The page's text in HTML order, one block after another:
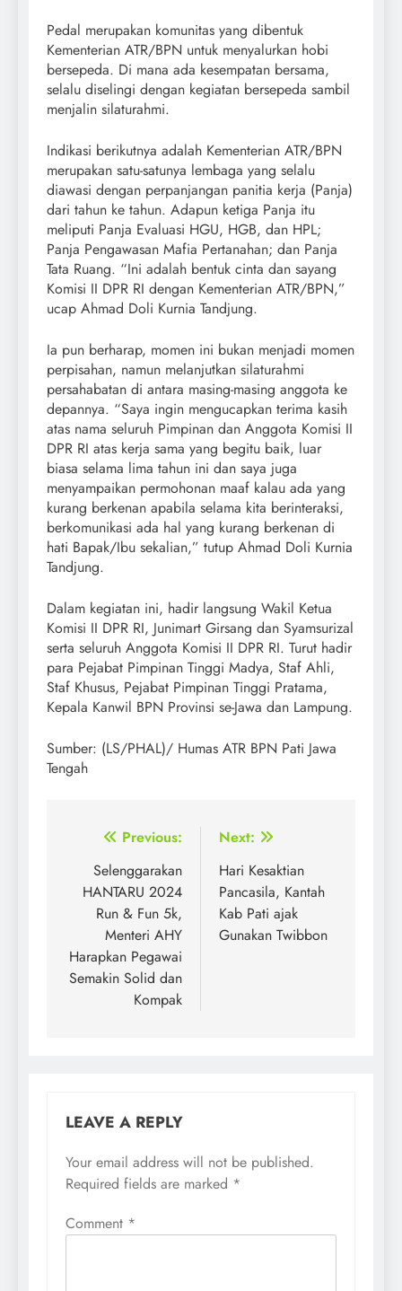
Pedal merupakan komunitas yang dibentuk
Kementerian ATR/BPN untuk menyalurkan hobi
bersepeda. Di mana ada kesempatan bersama,
selalu diselingi dengan kegiatan bersepeda sambil
menjalin silaturahmi.
Indikasi berikutnya adalah Kementerian ATR/BPN
merupakan satu-satunya lembaga yang selalu
diawasi dengan perpanjangan panitia kerja (Panja)
dari tahun ke tahun. Adapun ketiga Panja itu
meliputi Panja Evaluasi HGU, HGB, dan HPL;
Panja Pengawasan Mafia Pertanahan; dan Panja
Tata Ruang. “Ini adalah bentuk cinta dan sayang
Komisi II DPR RI dengan Kementerian ATR/BPN,”
ucap Ahmad Doli Kurnia Tandjung.
Ia pun berharap, momen ini bukan menjadi momen
perpisahan, namun melanjutkan silaturahmi
persahabatan di antara masing-masing anggota ke
depannya. “Saya ingin mengucapkan terima kasih
atas nama seluruh Pimpinan dan Anggota Komisi II
DPR RI atas kerja sama yang begitu baik, luar
biasa selama lima tahun ini dan saya juga
menyampaikan permohonan maaf kalau ada yang
kurang berkenan apabila selama kita berinteraksi,
berkomunikasi ada hal yang kurang berkenan di
hati Bapak/Ibu sekalian,” tutup Ahmad Doli Kurnia
Tandjung.
Dalam kegiatan ini, hadir langsung Wakil Ketua
Komisi II DPR RI, Junimart Girsang dan Syamsurizal
serta seluruh Anggota Komisi II DPR RI. Turut hadir
para Pejabat Pimpinan Tinggi Madya, Staf Ahli,
Staf Khusus, Pejabat Pimpinan Tinggi Pratama,
Kepala Kanwil BPN Provinsi se-Jawa dan Lampung.
Sumber: (LS/PHAL)/ Humas ATR BPN Pati Jawa
Tengah
Post
navigation
Previous:
Selenggarakan
HANTARU 2024
Run & Fun 5k,
Menteri AHY
Harapkan Pegawai
Semakin Solid dan
Kompak
Next:
Hari Kesaktian
Pancasila, Kantah
Kab Pati ajak
Gunakan Twibbon
LEAVE A REPLY
Your email address will not be published.
Required fields are marked *
Comment *